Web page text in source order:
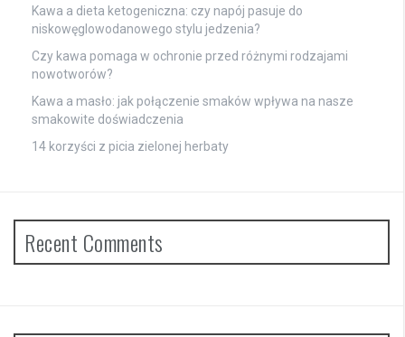
Kawa a dieta ketogeniczna: czy napój pasuje do
niskowęglowodanowego stylu jedzenia?
Czy kawa pomaga w ochronie przed różnymi rodzajami
nowotworów?
Kawa a masło: jak połączenie smaków wpływa na nasze
smakowite doświadczenia
14 korzyści z picia zielonej herbaty
Recent Comments